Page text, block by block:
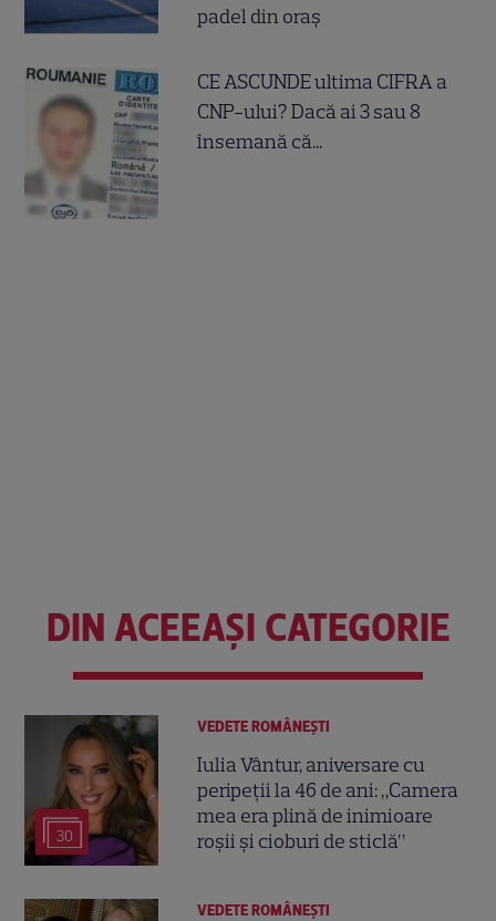
padel din oraș
CE ASCUNDE ultima CIFRA a
CNP-ului? Dacă ai 3 sau 8
însemană că...
DIN ACEEAȘI CATEGORIE
30
VEDETE ROMÂNEŞTI
Iulia Vântur, aniversare cu
peripeții la 46 de ani: „Camera
mea era plină de inimioare
roșii și cioburi de sticlă”
VEDETE ROMÂNEŞTI